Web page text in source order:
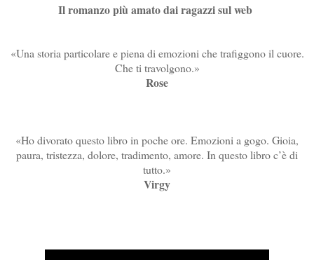
Il romanzo più amato dai ragazzi sul web
«Una storia particolare e piena di emozioni che trafiggono il cuore.
Che ti travolgono.»
Rose
«Ho divorato questo libro in poche ore. Emozioni a gogo. Gioia,
paura, tristezza, dolore, tradimento, amore. In questo libro c’è di
tutto.»
Virgy